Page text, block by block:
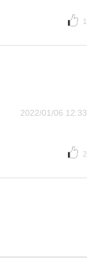
1
2022/01/06 12:33
2